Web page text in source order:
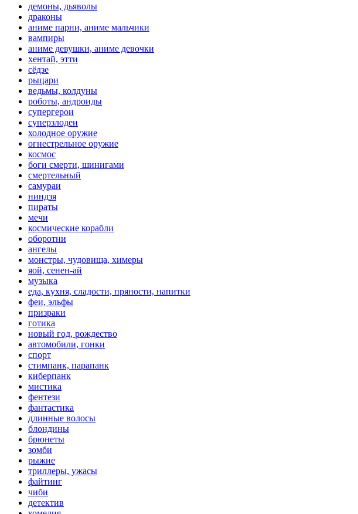
демоны, дьяволы
драконы
аниме парни, аниме мальчики
вампиры
аниме девушки, аниме девочки
хентай, этти
сёдзе
рыцари
ведьмы, колдуны
роботы, андроиды
супергерои
суперзлодеи
холодное оружие
огнестрельное оружие
космос
боги смерти, шинигами
смертельный
самураи
ниндзя
пираты
мечи
космические корабли
оборотни
ангелы
монстры, чудовища, химеры
яой, сенен-ай
музыка
еда, кухня, сладости, пряности, напитки
феи, эльфы
призраки
готика
новый год, рождество
автомобили, гонки
спорт
стимпанк, парапанк
киберпанк
мистика
фентези
фантастика
длинные волосы
блондины
брюнеты
зомби
рыжие
триллеры, ужасы
файтинг
чиби
детектив